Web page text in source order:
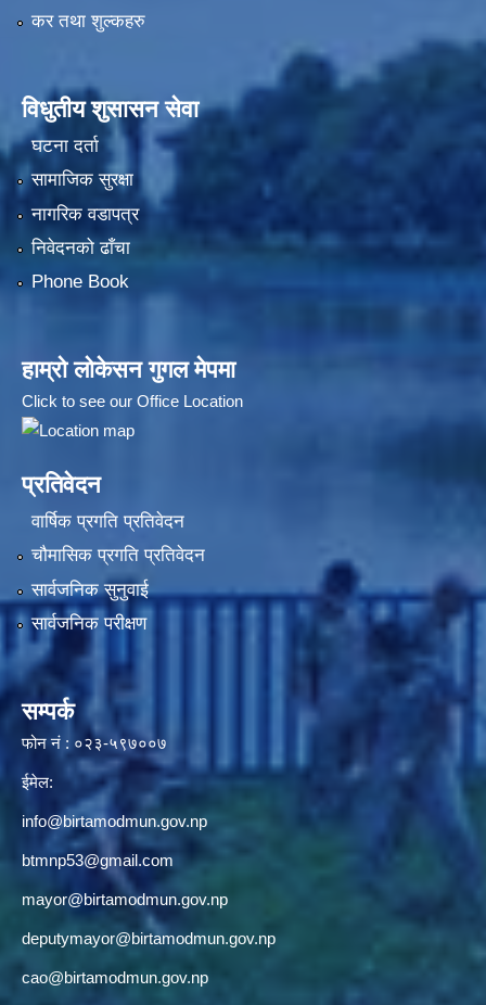
कर तथा शुल्कहरु
विधुतीय शुसासन सेवा
घटना दर्ता
सामाजिक सुरक्षा
नागरिक वडापत्र
निवेदनको ढाँचा
Phone Book
हाम्रो लोकेसन गुगल मेपमा
Click to see our Office Location
प्रतिवेदन
वार्षिक प्रगति प्रतिवेदन
चौमासिक प्रगति प्रतिवेदन
सार्वजनिक सुनुवाई
सार्वजनिक परीक्षण
सम्पर्क
फोन नं : ०२३-५९७००७
ईमेल:
info@birtamodmun.gov.np
btmnp53@gmail.com
mayor@birtamodmun.gov.np
deputymayor@birtamodmun.gov.np
cao@birtamodmun.gov.np